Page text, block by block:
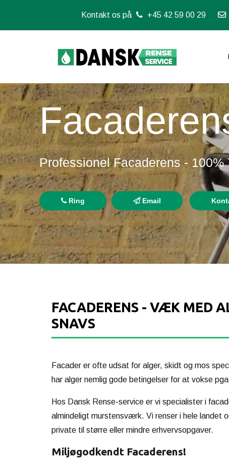
Kontakt os på +45 42 59 00 29
Professionel Facaderens -
Ring Email
FACADERENS - VÆK MED
SNAVS
Facader er ofte udsat for alger, skidt og mos
har alger nemlig gode betingelser for at vokse
Hos Dansk Rense-service er vi specialister i
almindeligt murstensværk. Vi renser i hele landet
private til større eller mindre erhvervsopgaver.
Miljøgodkendt Facaderens!